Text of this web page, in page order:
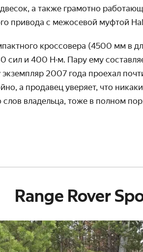
а также грамотно
привода с межосевой муфтой
кроссовера (4500 мм в
сил и 400 Н·м. Пару ему
2007 года проехал
а продавец уверяет, что
слов владельца, тоже в полном
Range Rover